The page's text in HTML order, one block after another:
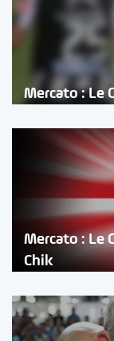
Mercato : Le
Mercato : Le
Chik